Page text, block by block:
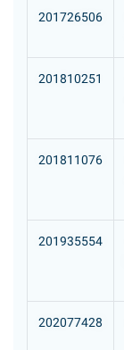
201726506
201810251
201811076
201935554
202077428